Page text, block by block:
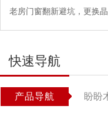
老房门窗翻新避坑，更换
快速导航
产品导航 盼盼